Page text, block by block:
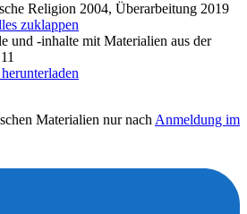
Religion 2004, Überarbeitung 2019
zuklappen
und -inhalte mit Materialien aus der
Materialien nur nach Anmeldung im